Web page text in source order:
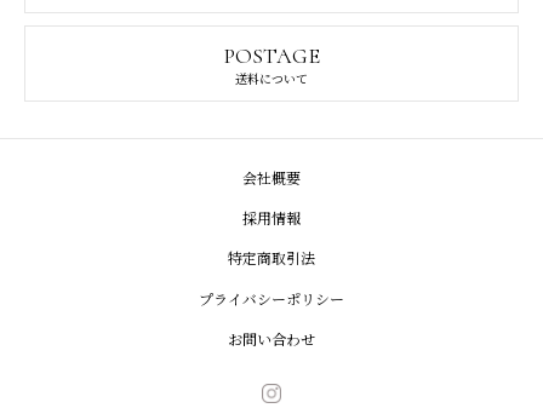
POSTAGE
送料について
会社概要
採用情報
特定商取引法
プライバシーポリシー
お問い合わせ